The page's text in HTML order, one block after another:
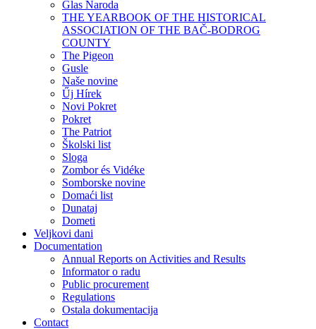
Glas Naroda
THE YEARBOOK OF THE HISTORICAL
ASSOCIATION OF THE BAČ-BODROG
COUNTY
The Pigeon
Gusle
Naše novine
Űj Hírek
Novi Pokret
Pokret
The Patriot
Školski list
Sloga
Zombor és Vidéke
Somborske novine
Domaći list
Dunataj
Dometi
Veljkovi dani
Documentation
Annual Reports on Activities and Results
Informator o radu
Public procurement
Regulations
Ostala dokumentacija
Contact